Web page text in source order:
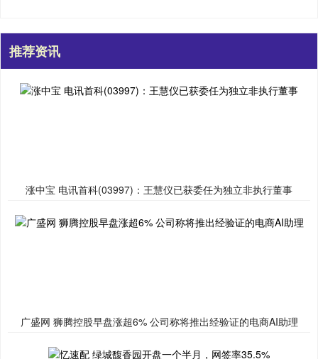
推荐资讯
涨中宝 电讯首科(03997)：王慧仪已获委任为独立非执行董事
广盛网 狮腾控股早盘涨超6% 公司称将推出经验证的电商AI助理